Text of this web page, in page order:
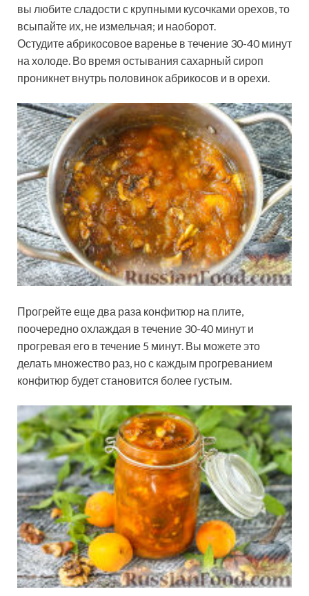
вы любите сладости с крупными кусочками орехов, то
всыпайте их, не измельчая; и наоборот.
Остудите абрикосовое варенье в течение 30-40 минут
на холоде. Во время остывания сахарный сироп
проникнет внутрь половинок абрикосов и в орехи.
Прогрейте еще два раза конфитюр на плите,
поочередно охлаждая в течение 30-40 минут и
прогревая его в течение 5 минут. Вы можете это
делать множество раз, но с каждым прогреванием
конфитюр будет становится более густым.